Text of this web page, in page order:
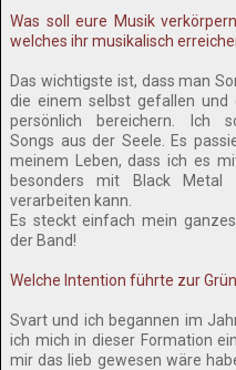
Was soll eure Musik
welches ihr musikalisch
Das wichtigste ist, dass man
die einem selbst gefallen und
persönlich bereichern. Ich
Songs aus der Seele. Es
meinem Leben, dass ich es
besonders mit Black Metal
verarbeiten kann.
Es steckt einfach mein
der Band!
Welche Intention führte zur
Svart und ich begannen im
ich mich in dieser Formation
mir das lieb gewesen wäre